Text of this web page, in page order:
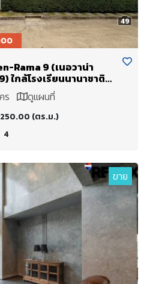
49
Rama 9 (เนอวาน่า
ใกล้โรงเรียนนานาชาติ
School และ
ตมฟอร์ด
ร ดูแผนที่
250.00 (ตร.ม.)
4
ขาย